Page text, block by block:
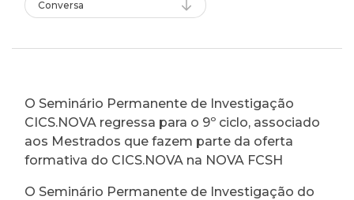
Conversa
O Seminário Permanente de Investigação
CICS.NOVA regressa para o 9º ciclo, associado
aos Mestrados que fazem parte da oferta
formativa do CICS.NOVA na NOVA FCSH
O Seminário Permanente de Investigação do